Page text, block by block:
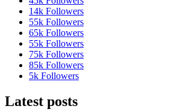
14k Followers
55k Followers
65k Followers
55k Followers
75k Followers
85k Followers
5k Followers
Latest posts